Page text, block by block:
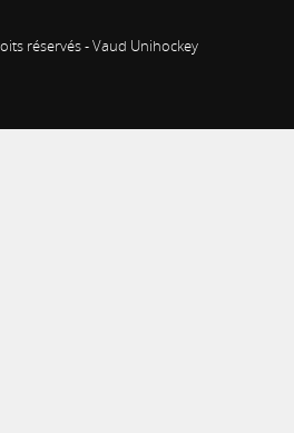
réservés - Vaud Unihockey